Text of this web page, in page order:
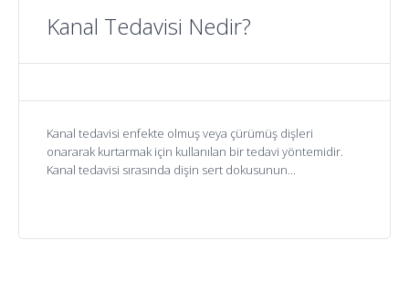
Kanal Tedavisi Nedir?
Kanal tedavisi enfekte olmuş veya çürümüş dişleri
onararak kurtarmak için kullanılan bir tedavi yöntemidir.
Kanal tedavisi sırasında dişin sert dokusunun...